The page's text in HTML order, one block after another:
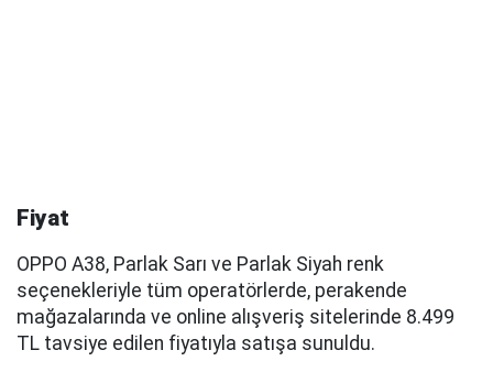
Fiyat
OPPO A38, Parlak Sarı ve Parlak Siyah renk
seçenekleriyle tüm operatörlerde, perakende
mağazalarında ve online alışveriş sitelerinde 8.499
TL tavsiye edilen fiyatıyla satışa sunuldu.